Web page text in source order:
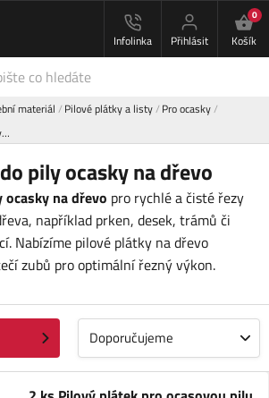
Infolinka Přihlásit
0
Košík
materiál Pilové plátky a listy Pro ocasky
pily ocasky na dřevo
na dřevo pro rychlé a čisté řezy
například prken, desek, trámů či
Nabízíme pilové plátky na dřevo
zubů pro optimální řezný výkon.
Doporučujeme